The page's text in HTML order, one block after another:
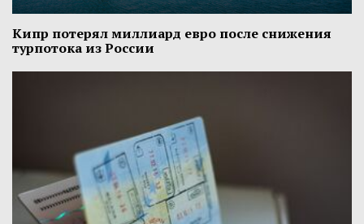
Кипр потерял миллиард евро после снижения
турпотока из России